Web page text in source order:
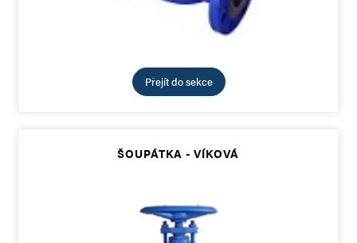
Přejít do sekce
ŠOUPÁTKA - VÍKOVÁ